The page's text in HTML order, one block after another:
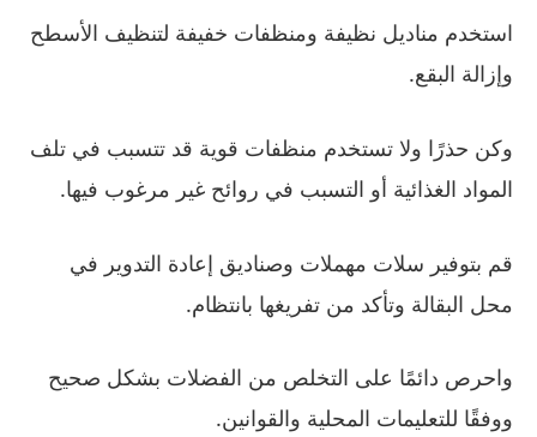
استخدم مناديل نظيفة ومنظفات خفيفة لتنظيف الأسطح
وإزالة البقع.
وكن حذرًا ولا تستخدم منظفات قوية قد تتسبب في تلف
المواد الغذائية أو التسبب في روائح غير مرغوب فيها.
قم بتوفير سلات مهملات وصناديق إعادة التدوير في
محل البقالة وتأكد من تفريغها بانتظام.
واحرص دائمًا على التخلص من الفضلات بشكل صحيح
ووفقًا للتعليمات المحلية والقوانين.